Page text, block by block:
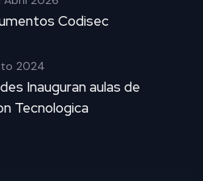
Codisec
2024
Inauguran aulas de
Tecnologica